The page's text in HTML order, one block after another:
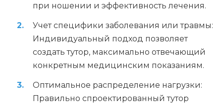
при ношении и эффективность лечения.
Учет специфики заболевания или травмы:
Индивидуальный подход позволяет
создать тутор, максимально отвечающий
конкретным медицинским показаниям.
Оптимальное распределение нагрузки:
Правильно спроектированный тутор